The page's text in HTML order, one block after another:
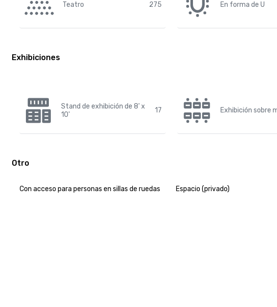
Teatro 275 En forma de U
Exhibiciones
Stand de exhibición de 8' x
10'
17 Exhibición sobre
Otro
Con acceso para personas en sillas de ruedas Espacio (privado)